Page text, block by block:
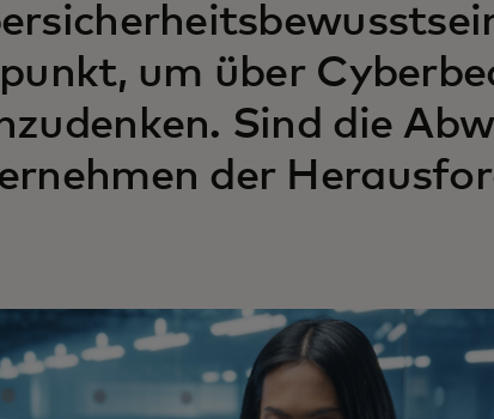
um über
Sind die
der